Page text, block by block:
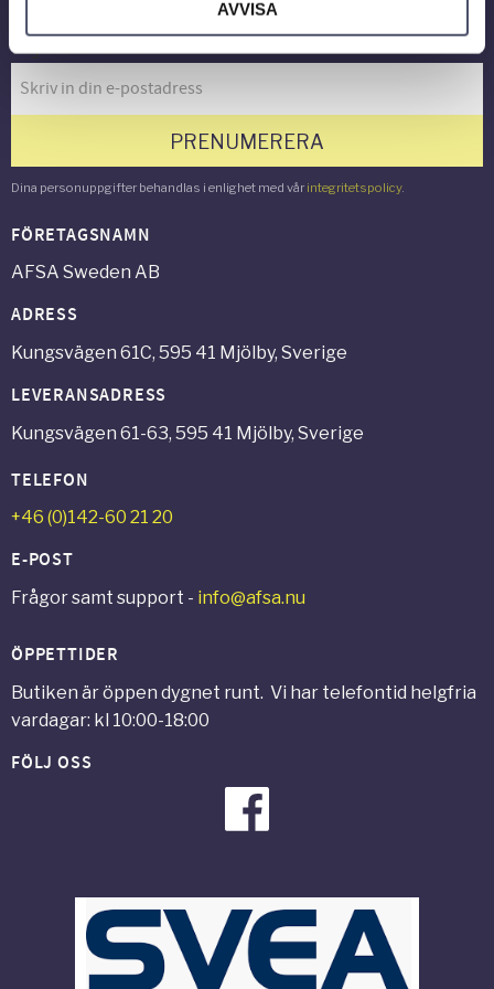
AVVISA
Nyhetsbrev
PRENUMERERA
Dina personuppgifter behandlas i enlighet med vår integritetspolicy.
FÖRETAGSNAMN
AFSA Sweden AB
ADRESS
Kungsvägen 61C, 595 41 Mjölby, Sverige
LEVERANSADRESS
Kungsvägen 61-63, 595 41 Mjölby, Sverige
TELEFON
+46 (0)142-60 21 20
E-POST
Frågor samt support - info@afsa.nu
ÖPPETTIDER
Butiken är öppen dygnet runt. Vi har telefontid helgfria
vardagar: kl 10:00-18:00
FÖLJ OSS